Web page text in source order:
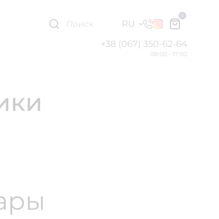
RU
0
+38 (067) 350-62-64
08:00 - 17:00